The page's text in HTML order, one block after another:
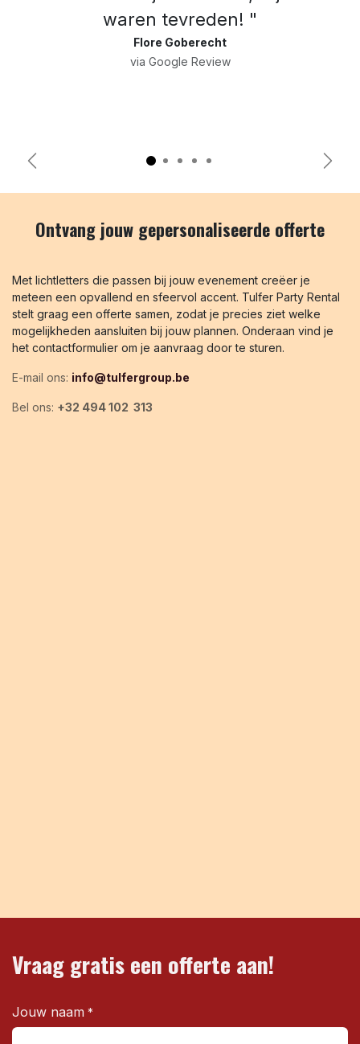
waren tevreden! "
Flore Goberecht
via Google Review
Previous Next
Ontvang jouw gepersonaliseerde offerte
Met lichtletters die passen bij jouw evenement creëer je
meteen een opvallend en sfeervol accent. Tulfer Party Rental
stelt graag een offerte samen, zodat je precies ziet welke
mogelijkheden aansluiten bij jouw plannen. Onderaan vind je
het contactformulier om je aanvraag door te sturen.
E-mail ons: info@tulfergroup.be
Bel ons: +32 494 102 313
Vraag gratis een offerte aan!
Jouw naam *